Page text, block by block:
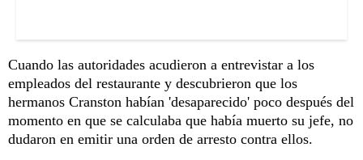
Cuando las autoridades acudieron a entrevistar a los
empleados del restaurante y descubrieron que los
hermanos Cranston habían 'desaparecido' poco después del
momento en que se calculaba que había muerto su jefe, no
dudaron en emitir una orden de arresto contra ellos.